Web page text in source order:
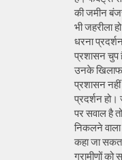
की जमीन
भी जहरीला
धरना
प्रशासन चुप
उनके खिलाफ
प्रशासन
प्रदर्शन हो।
पर सवाल है
निकलने
कहा जा
ग्रामीणों को